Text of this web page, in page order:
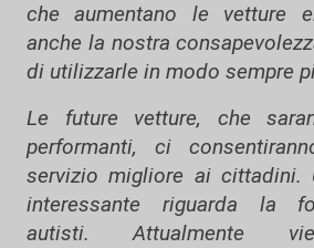
che aumentano le vetture
anche la nostra
di utilizzarle in modo sempre
Le future vetture, che
performanti, ci
servizio migliore ai cittadini.
interessante riguarda la
autisti. Attualmente